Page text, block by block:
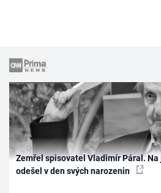
Zemřel spisovatel Vladimír Páral.
odešel v den svých narozenin